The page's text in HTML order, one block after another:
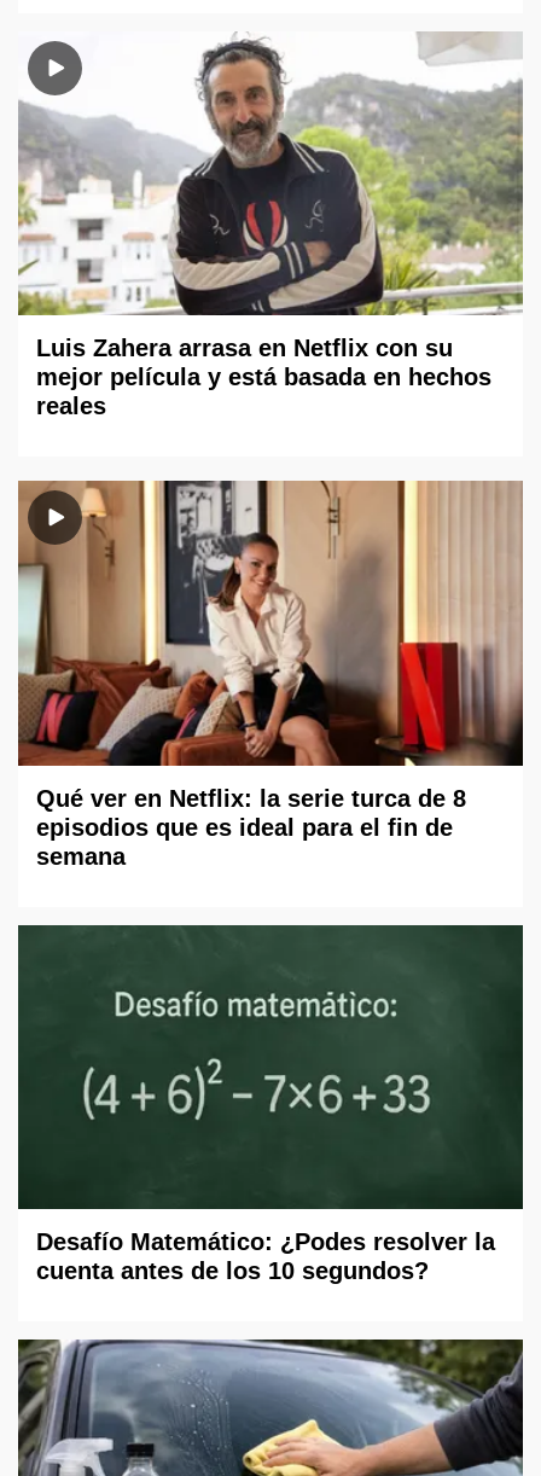
Luis Zahera arrasa en Netflix con su
mejor película y está basada en hechos
reales
Qué ver en Netflix: la serie turca de 8
episodios que es ideal para el fin de
semana
Desafío Matemático: ¿Podes resolver la
cuenta antes de los 10 segundos?